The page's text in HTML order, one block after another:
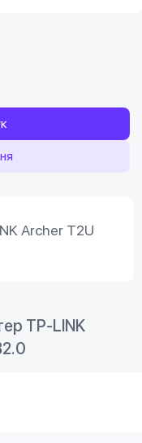
Archer T2U
TP-LINK